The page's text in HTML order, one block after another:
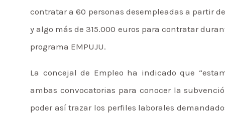
contratar a 60 personas desempleadas a partir
y algo más de 315.000 euros para contratar
programa EMPUJU.
La concejal de Empleo ha indicado que
ambas convocatorias para conocer la
poder así trazar los perfiles laborales